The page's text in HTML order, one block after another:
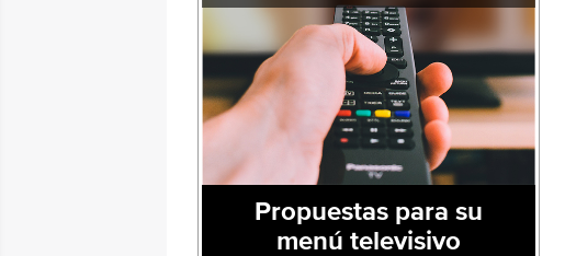
Propuestas para su
menú televisivo